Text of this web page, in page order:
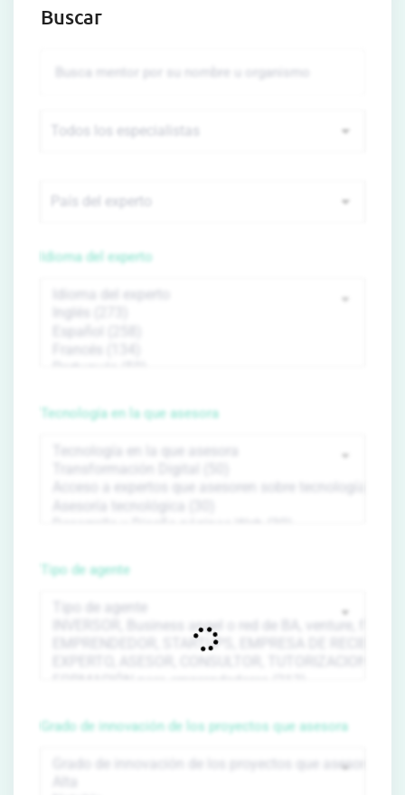
Buscar
Idioma del experto
Tecnología en la que asesora
Tipo de agente
Grado de innovación de los proyectos que asesora